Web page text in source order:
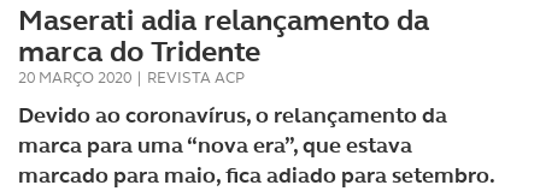
Maserati adia relançamento da
marca do Tridente
20 MARÇO 2020 | REVISTA ACP
Devido ao coronavírus, o relançamento da
marca para uma “nova era”, que estava
marcado para maio, fica adiado para setembro.